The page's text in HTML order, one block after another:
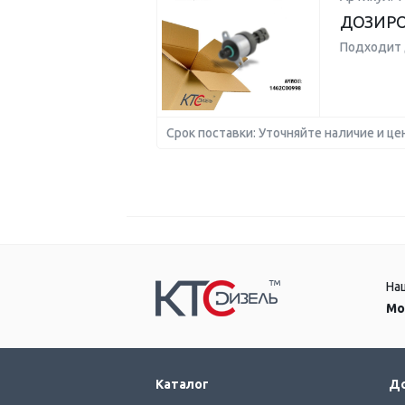
Подходит
Срок поставки: Уточняйте наличие и
Каталог